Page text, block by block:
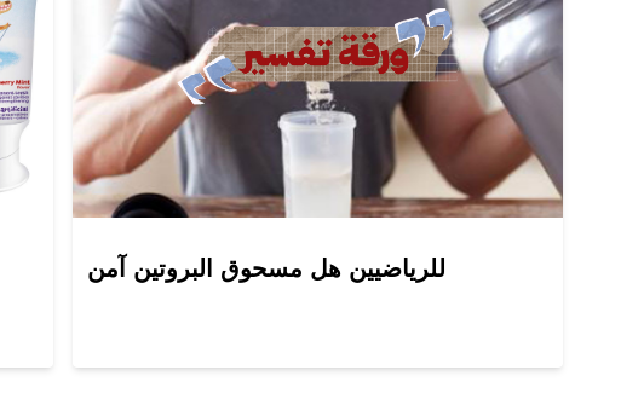
للرياضيين هل مسحوق البروتين آمن